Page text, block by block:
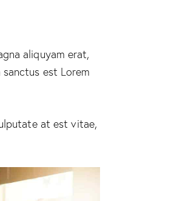
aliquyam erat,
est Lorem
at est vitae,